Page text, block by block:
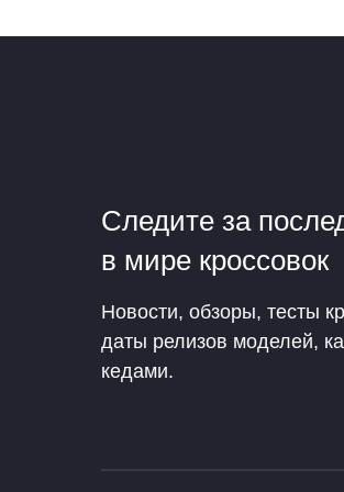
Следите за
в мире кроссовок
Новости, обзоры, тесты
даты релизов моделей,
кедами.